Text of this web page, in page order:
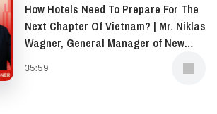
How Hotels Need To Prepare For The
Next Chapter Of Vietnam? | Mr. Niklas
Wagner, General Manager of New
35:59